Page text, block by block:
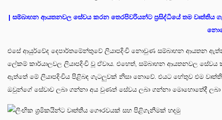
| සම්බාහන ආයතනවල සේවය කරන තෙරපිවරියන්ට ප්‍රසිද්ධියේ තම වෘත්තිය
එසේ ආයුර්වේද දෙපාර්තමේන්තුවේ ලියාපදිංචි නොවුණ සම්බාහන ආයතන
ලේකම් කාර්යාලවල ලියාපදිංචි වූ ඒවාය. එහෙත්, සම්බාහන ආයතනවල
ඇත්තේ මේ ලියාපදිංචිය පිළිබඳ ගැටලුවක් නිසා නොවේ. එයට හේතුව එම
ඔවුන්ගේ සේවාව ලබා ගන්නා අය වුණත් සේවය ලබා ගන්නා මොහොතේදී